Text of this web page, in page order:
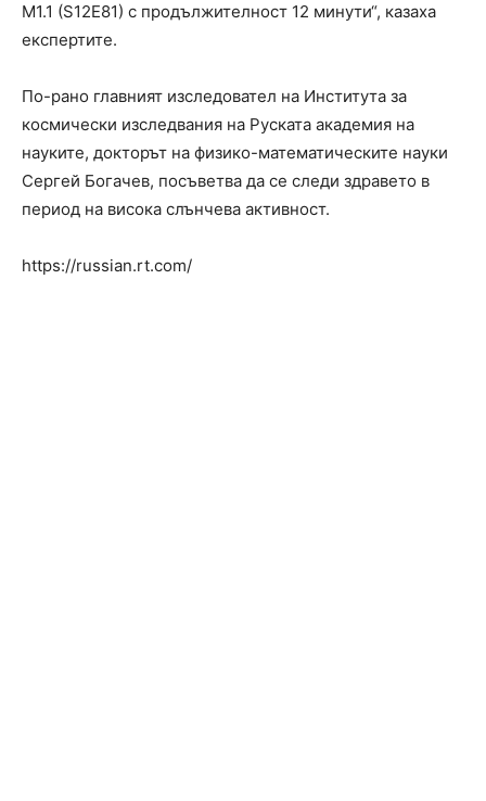
M1.1 (S12E81) с продължителност 12 минути“, казаха
експертите.
По-рано главният изследовател на Института за
космически изследвания на Руската академия на
науките, докторът на физико-математическите науки
Сергей Богачев, посъветва да се следи здравето в
период на висока слънчева активност.
https://russian.rt.com/